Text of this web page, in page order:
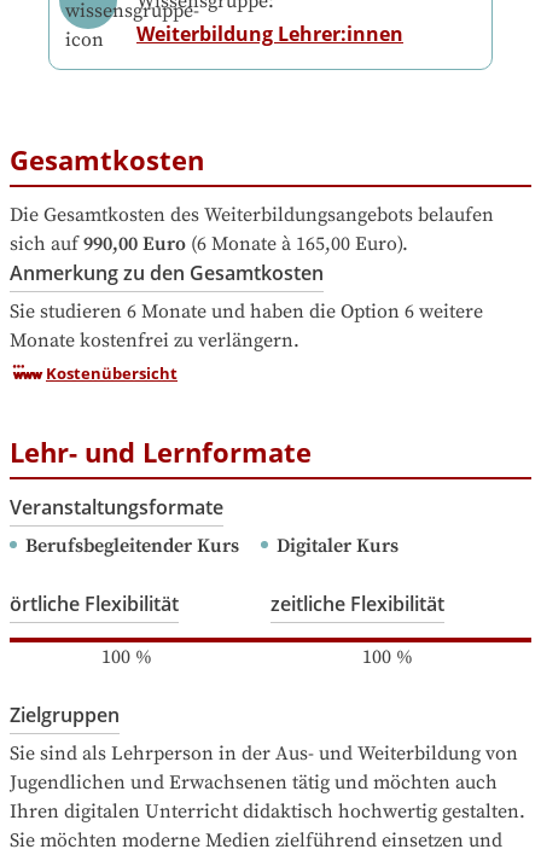
Weiterbildung Lehrer:innen
Gesamtkosten
Die Gesamtkosten des Weiterbildungsangebots belaufen
sich auf 990,00 Euro (6 Monate à 165,00 Euro).
Anmerkung zu den Gesamtkosten
Sie studieren 6 Monate und haben die Option 6 weitere
Monate kostenfrei zu verlängern.
Kostenübersicht
Lehr- und Lernformate
Veranstaltungsformate
Berufsbegleitender Kurs Digitaler Kurs
örtliche Flexibilität
100%
zeitliche Flexibilität
100%
Zielgruppen
Sie sind als Lehrperson in der Aus- und Weiterbildung von
Jugendlichen und Erwachsenen tätig und möchten auch
Ihren digitalen Unterricht didaktisch hochwertig gestalten.
Sie möchten moderne Medien zielführend einsetzen und